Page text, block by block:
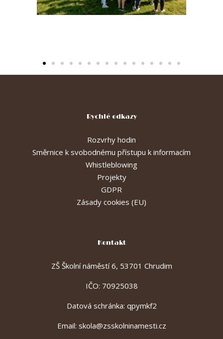
Rychlé odkazy
Rozvrhy hodin
Směrnice k svobodnému přístupu k informacím
Whistleblowing
Projekty
GDPR
Zásady cookies (EU)
Kontakt
ZŠ Školní náměstí 6, 53701 Chrudim
IČO: 70925038
Datová schránka: qpymkf2
Email: skola@zsskolninamesti.cz